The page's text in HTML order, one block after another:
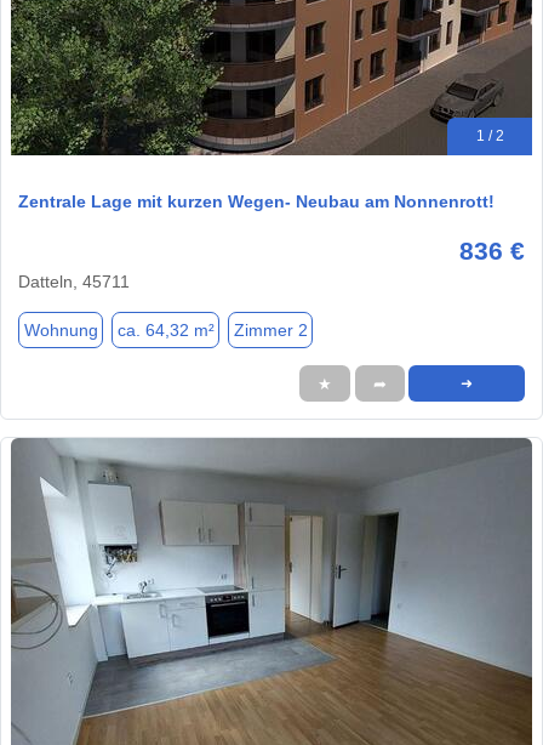
1 / 2
Zentrale Lage mit kurzen Wegen- Neubau am Nonnenrott!
836 €
Datteln, 45711
Wohnung ca. 64,32 m² Zimmer 2
★ ➦ ➜